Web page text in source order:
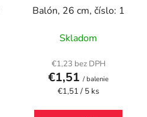
Balón, 26 cm, číslo: 1
Skladom
€1,23 bez DPH
€1,51 / balenie
Jednotková
€1,51 / 5 ks